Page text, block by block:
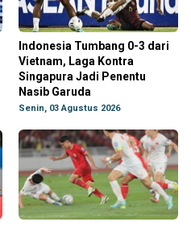
Indonesia Tumbang 0-3 dari
Vietnam, Laga Kontra
Singapura Jadi Penentu
Nasib Garuda
Senin, 03 Agustus 2026